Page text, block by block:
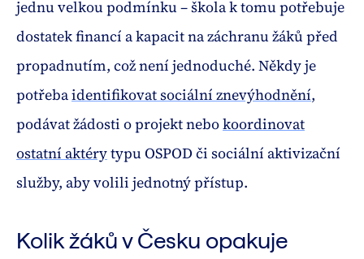
jednu velkou podmínku – škola k tomu potřebuje
dostatek financí a kapacit na záchranu žáků před
propadnutím, což není jednoduché. Někdy je
potřebaidentifikovat sociální znevýhodnění,
podávat žádosti o projekt nebokoordinovat
ostatní aktérytypu OSPOD či sociální aktivizační
služby, aby volili jednotný přístup.
Kolik žáků v Česku opakuje